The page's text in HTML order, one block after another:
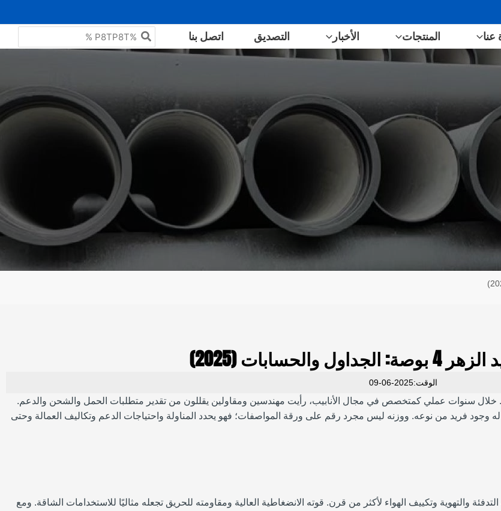
عنا المنتجات الأخبار التصديق اتصل بنا
البحث
عن:
والحسابات (2025)
الوقت:2025-06-09
أتلقى أسئلة حول مقدار وزن أنبوب الحديد الزهر مقاس 4 بوصات. خلال سنوات عملي كمتخصص في مجال الأنابيب، رأيت مهندسين ومقاولين يقللون من تقدير متطلبات الحمل والشحن والدعم.
وفتحات التهوية، له وجود فريد من نوعه. ووزنه ليس مجرد رقم على ورقة المواصفات؛ فهو يحدد المناولة واحتياجات الدعم وتكاليف العمالة وحتى
والتهوية وتكييف الهواء لأكثر من قرن. قوته الانضغاطية العالية ومقاومته للحريق تجعله مثاليًا للاستخدامات الشاقة. ومع